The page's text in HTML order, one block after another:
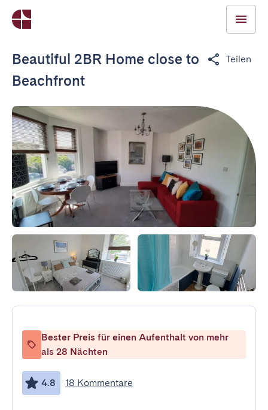
Beautiful 2BR Home close to
Beachfront
Teilen
Bester Preis für einen Aufenthalt von mehr
als 28 Nächten
4.8 18 Kommentare